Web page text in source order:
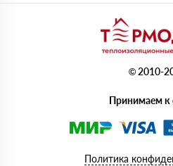
© 2010-
Принимаем к
Политика